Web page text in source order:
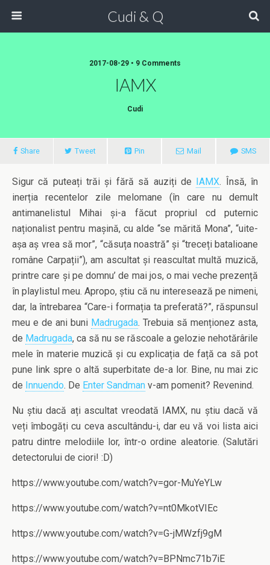
Cudi & Q
2017-08-29 • 9 Comments
IAMX
Cudi
Share Tweet Pin Mail SMS
Sigur că puteați trăi și fără să auziți de IAMX. Însă, în
inerția recentelor zile melomane (în care nu demult
antimanelistul Mihai și-a făcut propriul cd puternic
naționalist pentru mașină, cu alde “se mărită Mona”, “uite-
așa aș vrea să mor”, “căsuța noastră” și “treceți batalioane
române Carpații”), am ascultat și reascultat multă muzică,
printre care și pe domnu’ de mai jos, o mai veche prezență
în playlistul meu. Apropo, știu că nu interesează pe nimeni,
dar, la întrebarea “Care-i formația ta preferată?”, răspunsul
meu e de ani buni Madrugada. Trebuia să menționez asta,
de Madrugada, ca să nu se răscoale a gelozie nehotărârile
mele în materie muzică și cu explicația de față ca să pot
pune link spre o altă superbitate de-a lor. Bine, nu mai zic
de Innuendo. De Enter Sandman v-am pomenit? Revenind.
Nu știu dacă ați ascultat vreodată IAMX, nu știu dacă vă
veți îmbogăți cu ceva ascultându-i, dar eu vă voi lista aici
patru dintre melodiile lor, într-o ordine aleatorie. (Salutări
detectorului de ciori! :D)
https://www.youtube.com/watch?v=gor-MuYeYLw
https://www.youtube.com/watch?v=nt0MkotVIEc
https://www.youtube.com/watch?v=G-jMWzfj9gM
https://www.youtube.com/watch?v=BPNmc71b7iE